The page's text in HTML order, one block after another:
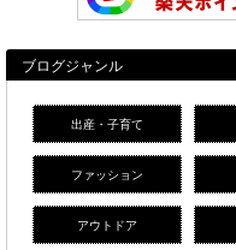
ブログジャンル
出産・子育て
ファッション
アウトドア